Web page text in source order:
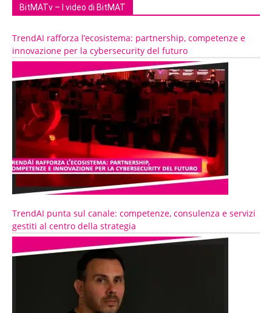
BitMATv – I video di BitMAT
TrendAI rafforza l’ecosistema: partnership, competenze e
innovazione per la cybersecurity del futuro
TrendAI punta sul canale: competenze, consulenza e servizi
gestiti al centro della strategia